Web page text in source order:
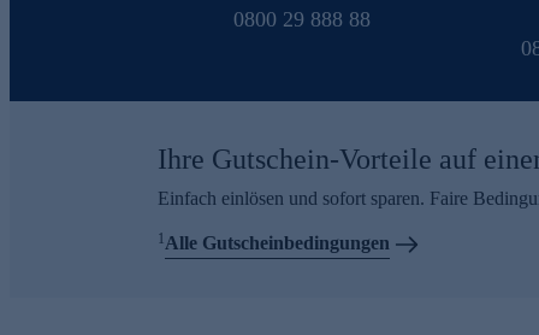
0800 29 888 88
Ihre Gutschein-Vorteile auf
Einfach einlösen und sofort sparen. Faire
1Alle Gutscheinbedingungen